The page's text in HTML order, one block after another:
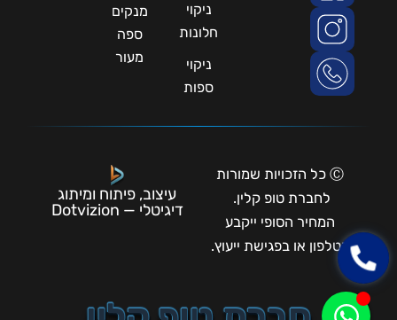
ניקוי
חלונות
ניקוי
ספות
מנקים
ספה
מעור
Ⓒ כל הזכויות שמורות
לחברת טופ קלין.
המחיר הסופי ייקבע
בטלפון או בפגישת ייעוץ.
עיצוב, פיתוח ומיתוג
דיגיטלי — Dotvizion